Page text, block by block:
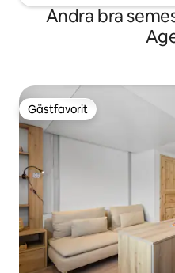
Andra bra
Gästfavorit
Gästfavorit